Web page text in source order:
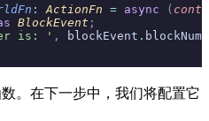
: ActionFn = async (
BlockEvent ;
is: ' , blockEvent .
。在下一步中，我们将配置它